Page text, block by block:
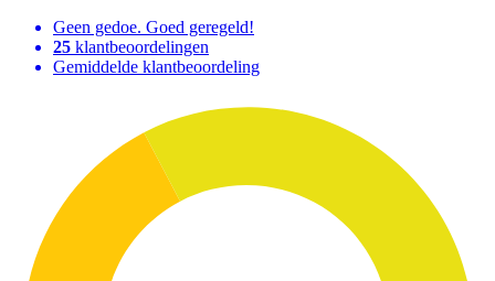
Geen gedoe. Goed geregeld!
25 klantbeoordelingen
Gemiddelde klantbeoordeling